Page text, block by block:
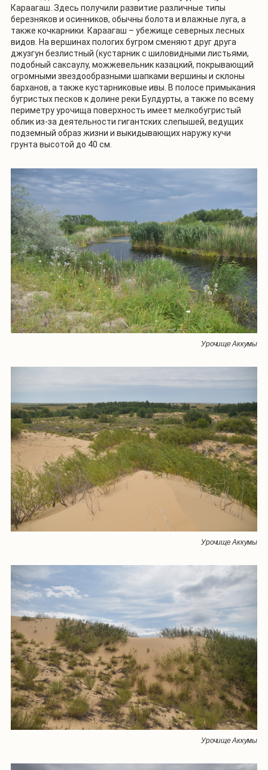
Караагаш. Здесь получили развитие различные типы
березняков и осинников, обычны болота и влажные луга, а
также кочкарники. Караагаш – убежище северных лесных
видов. На вершинах пологих бугром сменяют друг друга
джузгун безлистный (кустарник с шиловидными листьями,
подобный саксаулу, можжевельник казацкий, покрывающий
огромными звездообразными шапками вершины и склоны
барханов, а также кустарниковые ивы. В полосе примыкания
бугристых песков к долине реки Булдурты, а также по всему
периметру урочища поверхность имеет мелкобугристый
облик из-за деятельности гигантских слепышей, ведущих
подземный образ жизни и выкидывающих наружу кучи
грунта высотой до 40 см.
Урочище Аккумы
Урочище Аккумы
Урочище Аккумы